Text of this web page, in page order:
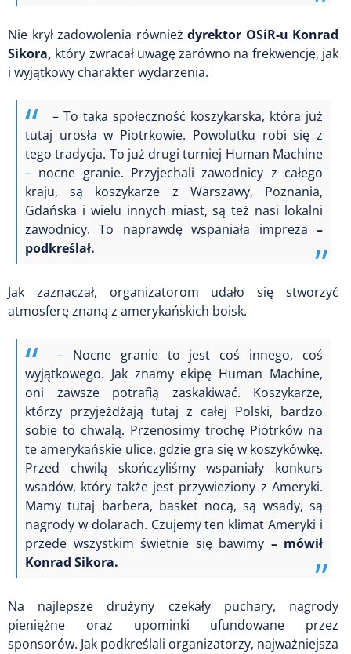
Nie krył zadowolenia również dyrektor OSiR-u Konrad
Sikora, który zwracał uwagę zarówno na frekwencję, jak
i wyjątkowy charakter wydarzenia.
– To taka społeczność koszykarska, która już
tutaj urosła w Piotrkowie. Powolutku robi się z
tego tradycja. To już drugi turniej Human Machine
– nocne granie. Przyjechali zawodnicy z całego
kraju, są koszykarze z Warszawy, Poznania,
Gdańska i wielu innych miast, są też nasi lokalni
zawodnicy. To naprawdę wspaniała impreza –
podkreślał.
Jak zaznaczał, organizatorom udało się stworzyć
atmosferę znaną z amerykańskich boisk.
– Nocne granie to jest coś innego, coś
wyjątkowego. Jak znamy ekipę Human Machine,
oni zawsze potrafią zaskakiwać. Koszykarze,
którzy przyjeżdżają tutaj z całej Polski, bardzo
sobie to chwalą. Przenosimy trochę Piotrków na
te amerykańskie ulice, gdzie gra się w koszykówkę.
Przed chwilą skończyliśmy wspaniały konkurs
wsadów, który także jest przywieziony z Ameryki.
Mamy tutaj barbera, basket nocą, są wsady, są
nagrody w dolarach. Czujemy ten klimat Ameryki i
przede wszystkim świetnie się bawimy – mówił
Konrad Sikora.
Na najlepsze drużyny czekały puchary, nagrody
pieniężne oraz upominki ufundowane przez
sponsorów. Jak podkreślali organizatorzy, najważniejsza